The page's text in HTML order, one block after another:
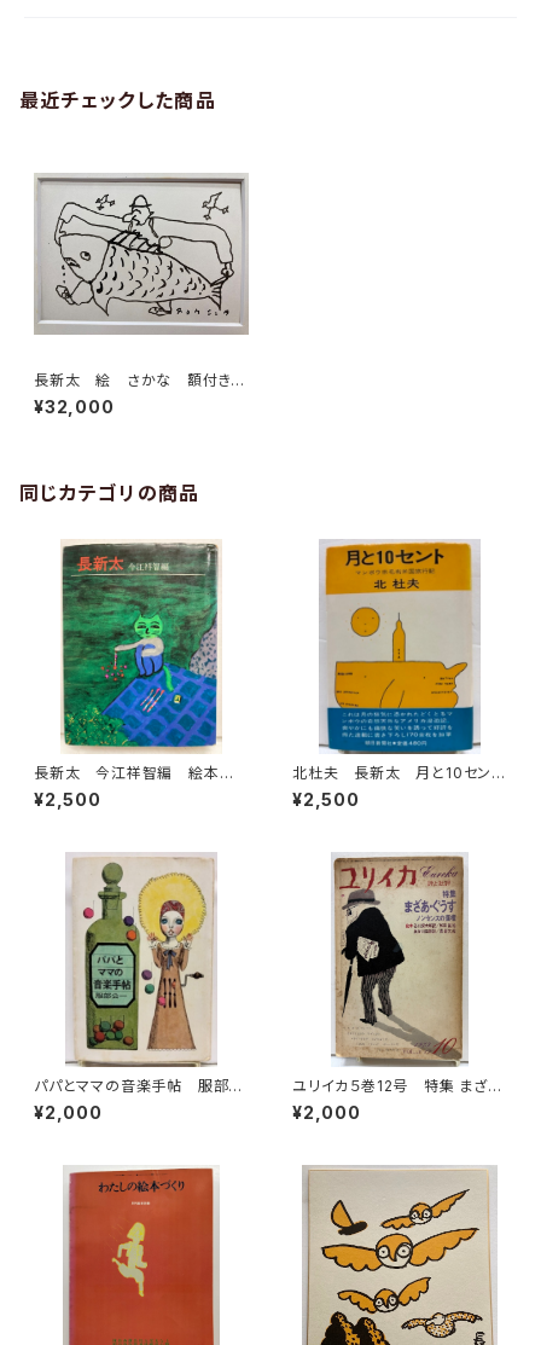
最近チェックした商品
長新太 絵 さかな 額付き
額の大きさはインチ 1993年
¥32,000
同じカテゴリの商品
長新太 今江祥智編 絵本作
家文庫 1977年 すばる書房
文庫
¥2,500
北杜夫 長新太 月と10セン
ト 1971年 初版 帯 朝日
新聞社
¥2,500
パパとママの音楽手帖 服部公
一 装幀 宇野亜喜良 カット
長新太 1966年 初版 文藝
¥2,000
ユリイカ５巻12号 特集 まざ
あ・ぐうす 絵本 谷川俊太郎訳
／和田誠絵 長谷川四郎訳／
¥2,000